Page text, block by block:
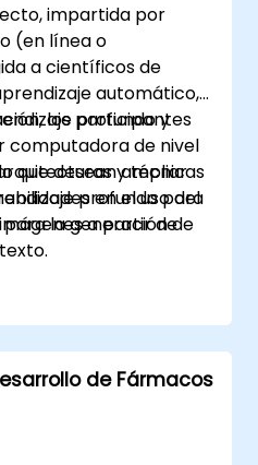
impartida por
(en línea o
a científicos de
automático,
profundo y
computadora de nivel
que desean ampliar
en el uso del
la generación de
los participantes
y técnicas
profundo para
a partir de
la síntesis de
y la
conjuntos de datos
complejos.
para mejorar
de Fármacos